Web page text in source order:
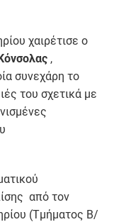
χαιρέτισε ο
,
συνεχάρη το
του σχετικά με
από τον
(Τμήματος Β/